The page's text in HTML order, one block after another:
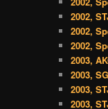
2002,
2002,
2002,
2003,
2003,
2003,
2003,